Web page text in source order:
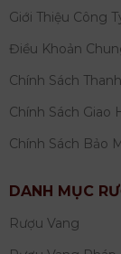
Giới Thiệu Công
Điều Khoản
Chính Sách
Chính Sách Giao
Chính Sách Bảo
DANH MỤC
Rượu Vang